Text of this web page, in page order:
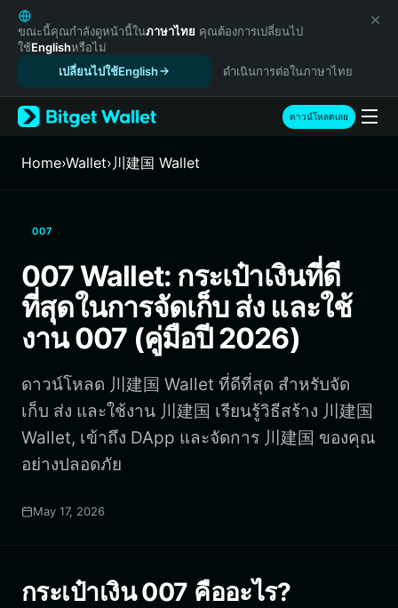
English
日本語
Tiếng Việt
Español (Latinoamérica)
Türkçe
Français
繁體中文
Bahasa Indonesia
ภาษาไทย
हिन्दी
Español
Português (Brasil)
Español (Argentina)
ขณะนี้คุณกำลังดูหน้านี้ในภาษาไทย คุณต้องการเปลี่ยนไป
ใช้Englishหรือไม่
เปลี่ยนไปใช้English
ดำเนินการต่อในภาษาไทย
ดาวน์โหลดเลย
Home›Wallet›川建国 Wallet
007
007 Wallet: กระเป๋าเงินที่ดี
ที่สุดในการจัดเก็บ ส่ง และใช้
งาน 007 (คู่มือปี 2026)
ดาวน์โหลด 川建国 Wallet ที่ดีที่สุด สำหรับจัด
เก็บ ส่ง และใช้งาน 川建国 เรียนรู้วิธีสร้าง 川建国
Wallet, เข้าถึง DApp และจัดการ 川建国 ของคุณ
อย่างปลอดภัย
May 17, 2026
กระเป๋าเงิน 007 คืออะไร?